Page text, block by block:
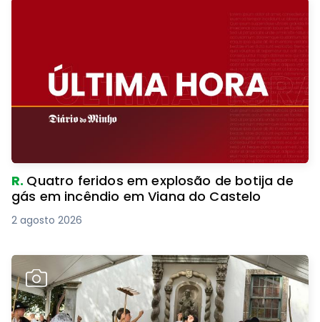
R. Quatro feridos em explosão de botija de
gás em incêndio em Viana do Castelo
2 agosto 2026